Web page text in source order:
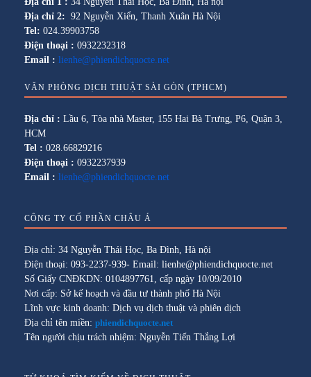
Địa chỉ 2: 92 Nguyễn Xiển, Thanh Xuân Hà Nội
Tel: 024.39903758
Điện thoại : 0932232318
Email : lienhe@phiendichquocte.net
VĂN PHÒNG DỊCH THUẬT SÀI GÒN (TPHCM)
Địa chỉ : Lầu 6, Tòa nhà Master, 155 Hai Bà Trưng, P6, Quận 3,
HCM
Tel : 028.66829216
Điện thoại : 0932237939
Email : lienhe@phiendichquocte.net
CÔNG TY CỔ PHẦN CHÂU Á
Địa chỉ: 34 Nguyễn Thái Học, Ba Đình, Hà nội
Điện thoại: 093-2237-939- Email: lienhe@phiendichquocte.net
Số Giấy CNĐKDN: 0104897761, cấp ngày 10/09/2010
Nơi cấp: Sở kế hoạch và đầu tư thành phố Hà Nội
Lĩnh vực kinh doanh: Dịch vụ dịch thuật và phiên dịch
Địa chỉ tên miền: phiendichquocte.net
Tên người chịu trách nhiệm: Nguyễn Tiến Thắng Lợi